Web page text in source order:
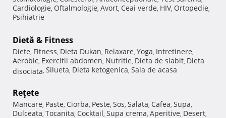
Cardiologie, Oftalmologie, Avort, Ceai verde, HIV, Ortopedie,
Psihiatrie
Dietă & Fitness
Diete, Fitness, Dieta Dukan, Relaxare, Yoga, Intretinere,
Aerobic, Exercitii abdomen, Nutritie, Dieta de slabit, Dieta
disociata, Silueta, Dieta ketogenica, Sala de acasa
Reţete
Mancare, Paste, Ciorba, Peste, Sos, Salata, Cafea, Supa,
Dulceata, Tocanita, Cocktail, Supa crema, Aperitive, Desert,